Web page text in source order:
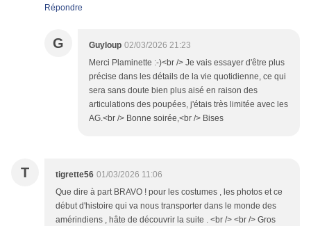
Répondre
G Guyloup 02/03/2026 21:23
Merci Plaminette :-)<br /> Je vais essayer d'être plus
précise dans les détails de la vie quotidienne, ce qui
sera sans doute bien plus aisé en raison des
articulations des poupées, j'étais très limitée avec les
AG.<br /> Bonne soirée,<br /> Bises
T tigrette56 01/03/2026 11:06
Que dire à part BRAVO ! pour les costumes , les photos et ce
début d'histoire qui va nous transporter dans le monde des
amérindiens , hâte de découvrir la suite . <br /> <br /> Gros